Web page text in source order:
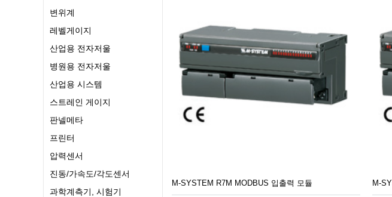
변위계
레벨게이지
산업용 전자저울
병원용 전자저울
산업용 시스템
스트레인 게이지
판넬메타
프린터
압력센서
진동/가속도/각도센서
과학계측기, 시험기
M-SYSTEM R7M MODBUS 입출력 모듈 M-